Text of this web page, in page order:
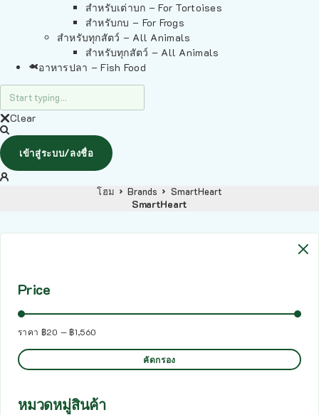
สำหรับเต่าบก – For Tortoises
สำหรับกบ – For Frogs
สำหรับทุกสัตว์ – All Animals
สำหรับทุกสัตว์ – All Animals
อาหารปลา – Fish Food
Clear
เข้าสู่ระบบ/ลงชื่อ
โฮม Brands SmartHeart
SmartHeart
Price
คัดกรอง
ราคา ฿20 — ฿1,560
หมวดหมู่สินค้า